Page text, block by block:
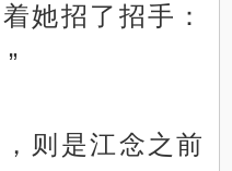
她招了招手：
则是江念之前